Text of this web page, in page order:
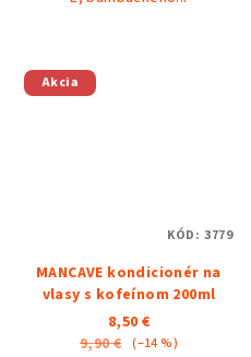
Akcia
MANCAVE kondicionér na
vlasy s kofeínom 200ml
8,50 €
9,90 € (–14 %)
KÓD: 3779